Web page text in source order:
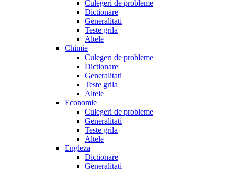
Culegeri de probleme
Dictionare
Generalitati
Teste grila
Altele
Chimie
Culegeri de probleme
Dictionare
Generalitati
Teste grila
Altele
Economie
Culegeri de probleme
Generalitati
Teste grila
Altele
Engleza
Dictionare
Generalitati